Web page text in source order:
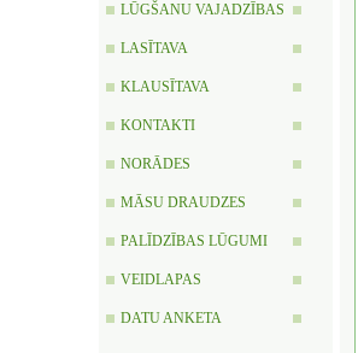
LŪGŠANU VAJADZĪBAS
LASĪTAVA
KLAUSĪTAVA
KONTAKTI
NORĀDES
MĀSU DRAUDZES
PALĪDZĪBAS LŪGUMI
VEIDLAPAS
DATU ANKETA